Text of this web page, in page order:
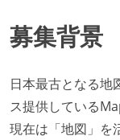
募集背景
日本最古となる地
ス提供している
現在は「地図」